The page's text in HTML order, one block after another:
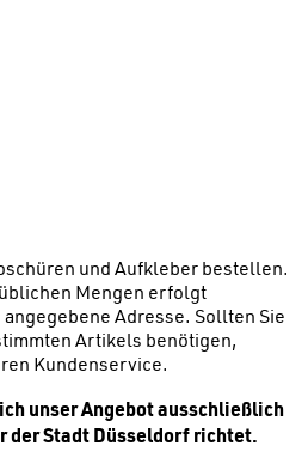
und Aufkleber bestellen.
Mengen erfolgt
Adresse. Sollten Sie
Artikels benötigen,
Kundenservice.
unser Angebot ausschließlich
der Stadt Düsseldorf richtet.